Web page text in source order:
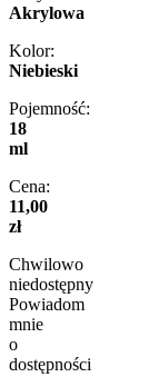
Akrylowa
Kolor:
Niebieski
Pojemność:
18
ml
Cena:
11,00
zł
Chwilowo
niedostępny
Powiadom
mnie
o
dostępności